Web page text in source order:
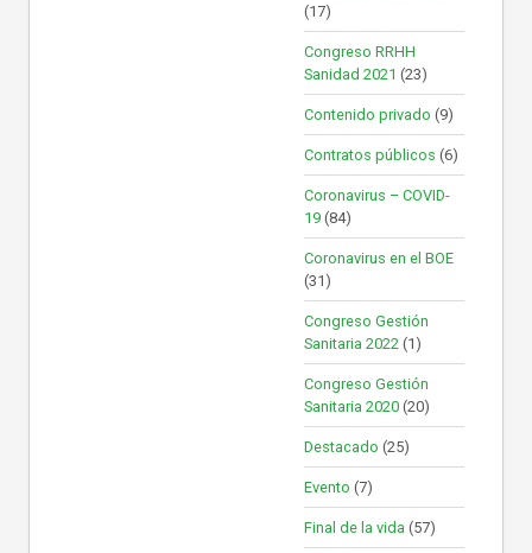
(17)
Congreso RRHH
Sanidad 2021 (23)
Contenido privado (9)
Contratos públicos (6)
Coronavirus – COVID-
19 (84)
Coronavirus en el BOE
(31)
Congreso Gestión
Sanitaria 2022 (1)
Congreso Gestión
Sanitaria 2020 (20)
Destacado (25)
Evento (7)
Final de la vida (57)